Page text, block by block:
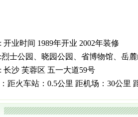
开业时间 1989年开业 2002年装修
烈士公园、晓园公园、省博物馆、岳
长沙 芙蓉区 五一大道59号
距火车站：0.5公里 距机场：30公里